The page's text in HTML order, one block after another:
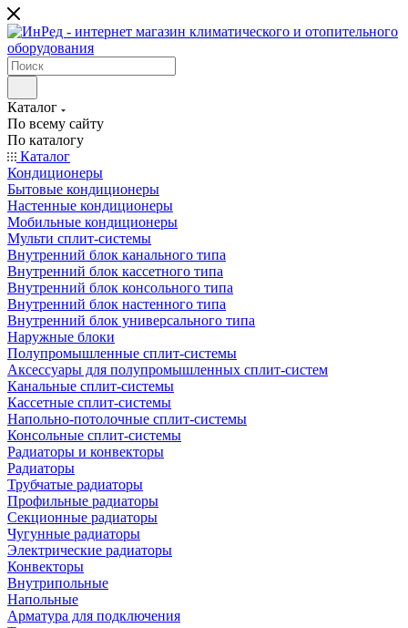
Каталог
По всему сайту
По каталогу
Каталог
Кондиционеры
Бытовые кондиционеры
Настенные кондиционеры
Мобильные кондиционеры
Мульти сплит-системы
Внутренний блок канального типа
Внутренний блок кассетного типа
Внутренний блок консольного типа
Внутренний блок настенного типа
Внутренний блок универсального типа
Наружные блоки
Полупромышленные сплит-системы
Аксессуары для полупромышленных сплит-систем
Канальные сплит-системы
Кассетные сплит-системы
Напольно-потолочные сплит-системы
Консольные сплит-системы
Радиаторы и конвекторы
Радиаторы
Трубчатые радиаторы
Профильные радиаторы
Секционные радиаторы
Чугунные радиаторы
Электрические радиаторы
Конвекторы
Внутрипольные
Напольные
Арматура для подключения